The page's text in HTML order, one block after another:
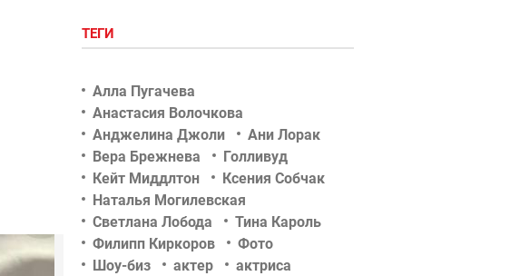
ТЕГИ
Алла Пугачева
Анастасия Волочкова
Анджелина Джоли
Ани Лорак
Вера Брежнева
Голливуд
Кейт Миддлтон
Ксения Собчак
Наталья Могилевская
Светлана Лобода
Тина Кароль
Филипп Киркоров
Фото
Шоу-биз
актер
актриса